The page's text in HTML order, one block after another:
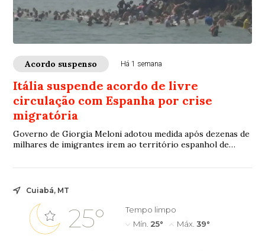
Acordo suspenso Há 1 semana
Itália suspende acordo de livre
circulação com Espanha por crise
migratória
Governo de Giorgia Meloni adotou medida após dezenas de
milhares de imigrantes irem ao território espanhol de
Cuiabá, MT
25°
Tempo limpo
Mín. 25° Máx. 39°